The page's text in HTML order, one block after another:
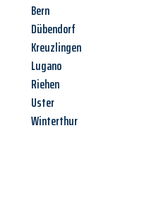
Bern
Dübendorf
Kreuzlingen
Lugano
Riehen
Uster
Winterthur